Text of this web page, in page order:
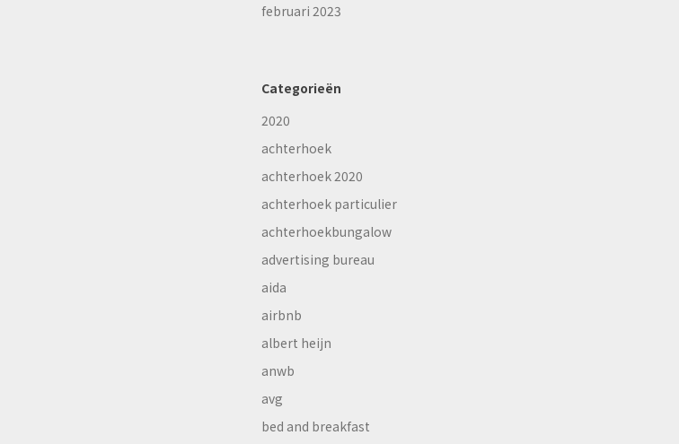
februari 2023
Categorieën
2020
achterhoek
achterhoek 2020
achterhoek particulier
achterhoekbungalow
advertising bureau
aida
airbnb
albert heijn
anwb
avg
bed and breakfast